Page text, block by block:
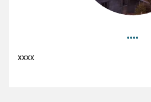
....
xxxx